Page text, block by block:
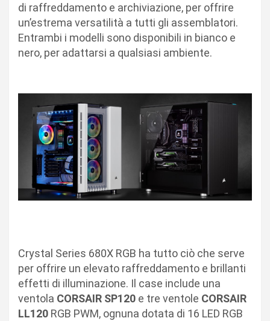
di raffreddamento e archiviazione, per offrire
un’estrema versatilità a tutti gli assemblatori.
Entrambi i modelli sono disponibili in bianco e
nero, per adattarsi a qualsiasi ambiente.
Crystal Series 680X RGB ha tutto ciò che serve
per offrire un elevato raffreddamento e brillanti
effetti di illuminazione. Il case include una
ventola CORSAIR SP120 e tre ventole CORSAIR
LL120 RGB PWM, ognuna dotata di 16 LED RGB